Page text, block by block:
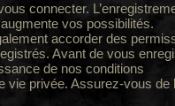
connecter.
vos possibilités.
accorder des
Avant de vous
de nos conditions
vie privée. Assurez-vous de